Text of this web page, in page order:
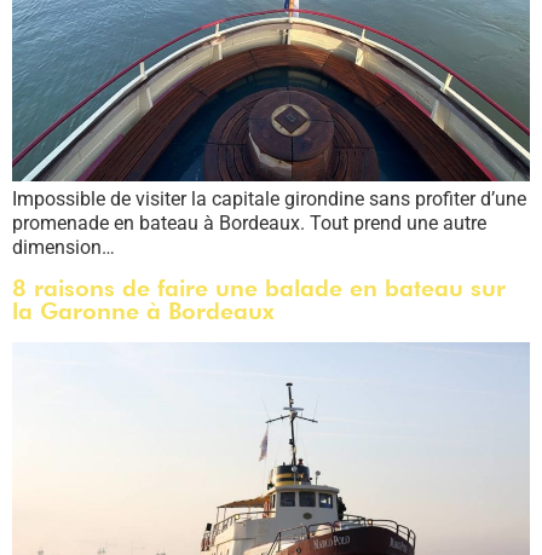
Impossible de visiter la capitale girondine sans profiter d’une
promenade en bateau à Bordeaux. Tout prend une autre
dimension…
8 raisons de faire une balade en bateau sur
la Garonne à Bordeaux